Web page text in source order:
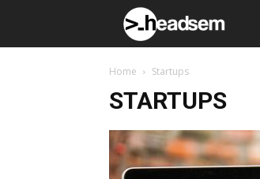
Home Startups
STARTUPS